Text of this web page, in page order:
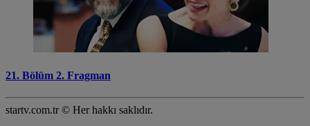
21. Bölüm 2. Fragman
startv.com.tr © Her hakkı saklıdır.